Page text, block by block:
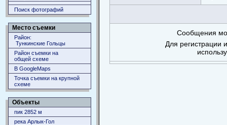
Поиск фотографий
Место съемки
Район:
Тункинские Гольцы
Район съемки на
общей схеме
В GoogleMaps
Точка съемки на крупной
схеме
Объекты
пик 2852 м
река Арлык-Гол
Сообщения
Для регистрации